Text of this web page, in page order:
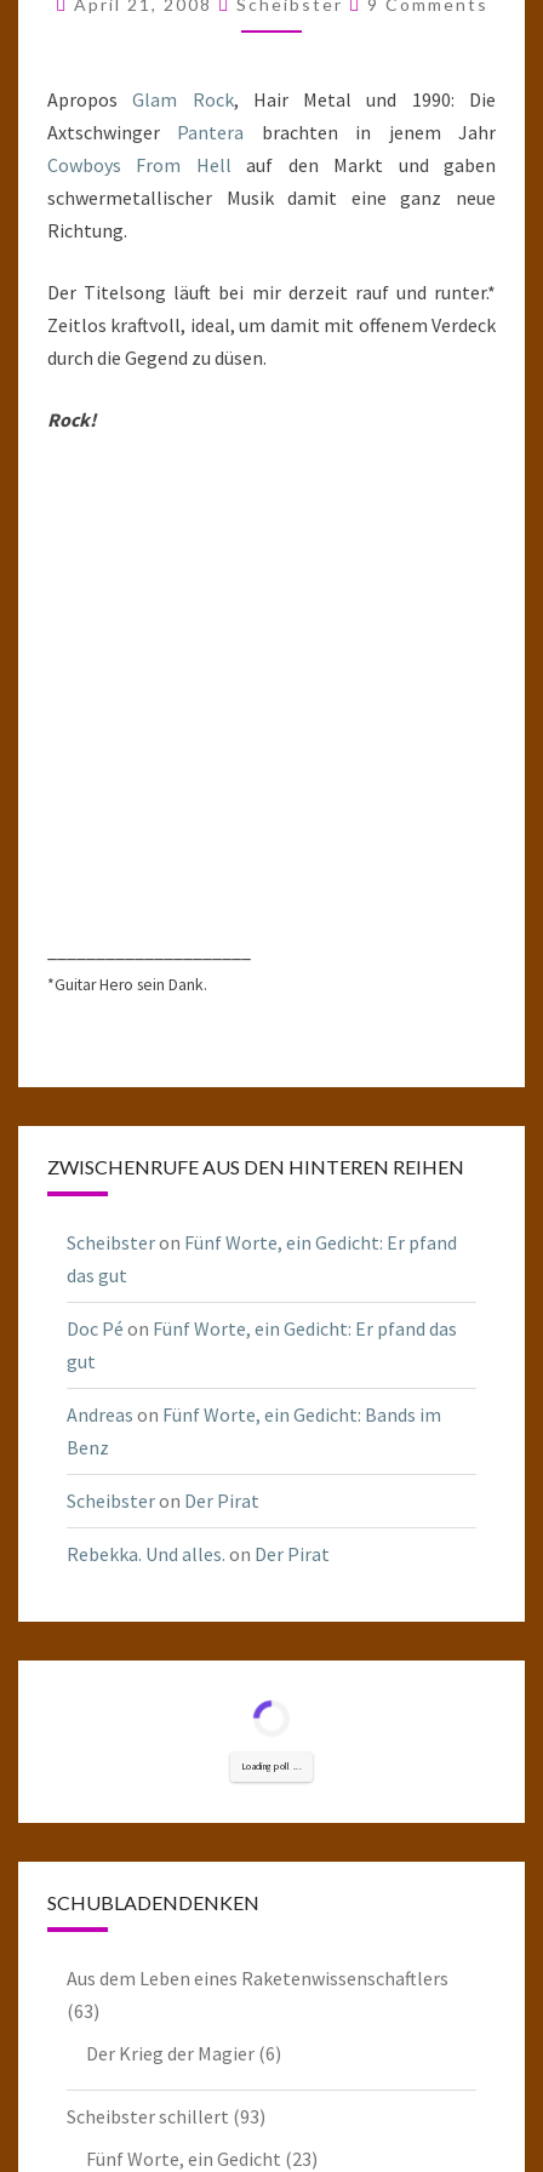
April 21, 2008 Scheibster 9 Comments
AproposGlam Rock, Hair Metal und 1990: Die
Axtschwinger Pantera brachten in jenem Jahr
Cowboys From Hell auf den Markt und gaben
schwermetallischer Musik damit eine ganz neue
Richtung.
Der Titelsong läuft bei mir derzeit rauf und runter.*
Zeitlos kraftvoll, ideal, um damit mit offenem Verdeck
durch die Gegend zu düsen.
Rock!
*Guitar Hero sein Dank.
ZWISCHENRUFE AUS DEN HINTEREN REIHEN
Scheibsteron Fünf Worte, ein Gedicht: Er pfand
das gut
Doc Pé on Fünf Worte, ein Gedicht: Er pfand das
gut
Andreas on Fünf Worte, ein Gedicht: Bands im
Benz
Scheibsteron Der Pirat
Rebekka. Und alles. on Der Pirat
Loading poll ...
SCHUBLADENDENKEN
Aus dem Leben eines Raketenwissenschaftlers
(63)
Der Krieg der Magier (6)
Scheibster schillert (93)
Fünf Worte, ein Gedicht (23)